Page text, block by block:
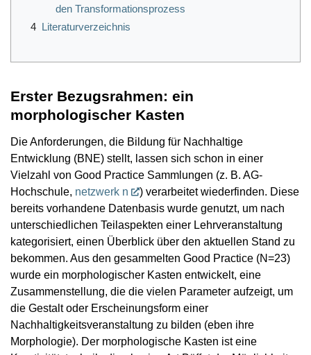
den Transformationsprozess
4 Literaturverzeichnis
Erster Bezugsrahmen: ein
morphologischer Kasten
Die Anforderungen, die Bildung für Nachhaltige
Entwicklung (BNE) stellt, lassen sich schon in einer
Vielzahl von Good Practice Sammlungen (z. B. AG-
Hochschule, netzwerk n
) verarbeitet wiederfinden. Diese
bereits vorhandene Datenbasis wurde genutzt, um nach
unterschiedlichen Teilaspekten einer Lehrveranstaltung
kategorisiert, einen Überblick über den aktuellen Stand zu
bekommen. Aus den gesammelten Good Practice (N=23)
wurde ein morphologischer Kasten entwickelt, eine
Zusammenstellung, die die vielen Parameter aufzeigt, um
die Gestalt oder Erscheinungsform einer
Nachhaltigkeitsveranstaltung zu bilden (eben ihre
Morphologie). Der morphologische Kasten ist eine